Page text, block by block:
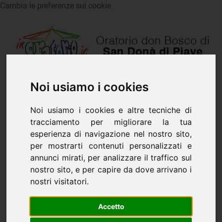
Noi usiamo i cookies
Noi usiamo i cookies e altre tecniche di
tracciamento per migliorare la tua
esperienza di navigazione nel nostro sito,
per mostrarti contenuti personalizzati e
annunci mirati, per analizzare il traffico sul
nostro sito, e per capire da dove arrivano i
nostri visitatori.
Accetto
Cambia le preferenze sui cookie.
L’iniziatore degli Amici di Domenico Savio
in Italia è un salesiano: Don Edi Pezzetta,